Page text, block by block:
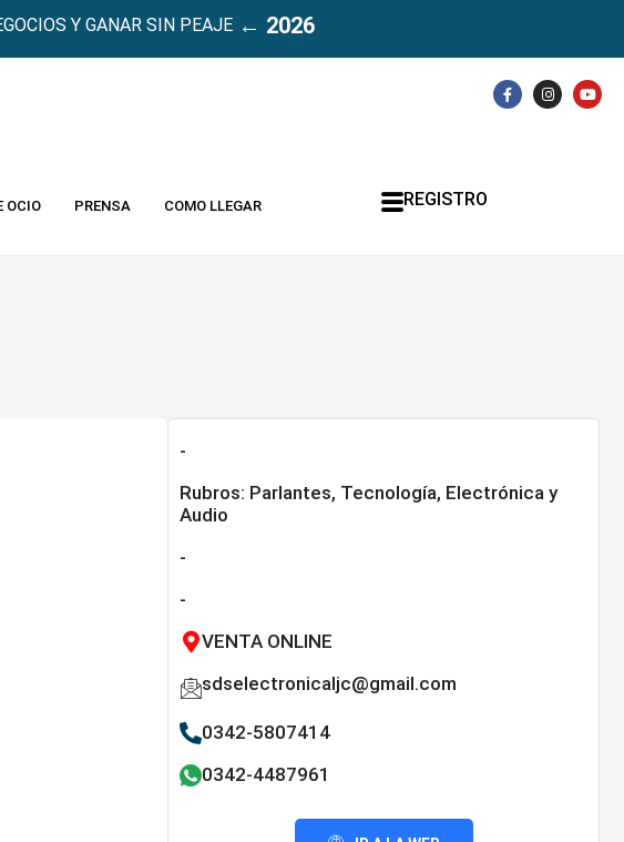
Y GANAR SIN PEAJE← 2026
OCIO PRENSA COMO LLEGAR REGISTRO
-
Rubros: Parlantes, Tecnología, Electrónica y
Audio
-
-
VENTA ONLINE
sdselectronicaljc@gmail.com
0342-5807414
0342-4487961